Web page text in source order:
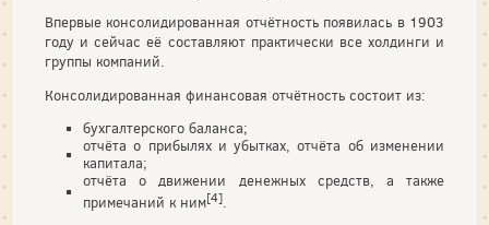
Впервые консолидированная отчётность появилась в 1903
году и сейчас её составляют практически все холдинги и
группы компаний.
Консолидированная финансовая отчётность состоит из:
бухгалтерского баланса;
отчёта о прибылях и убытках, отчёта об изменении
капитала;
отчёта о движении денежных средств, а также
примечаний к ним[4].